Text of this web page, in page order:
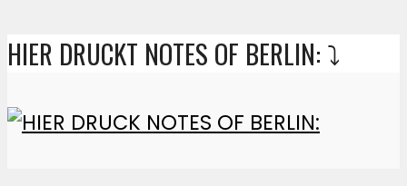
HIER DRUCKT NOTES OF BERLIN: ⤵️